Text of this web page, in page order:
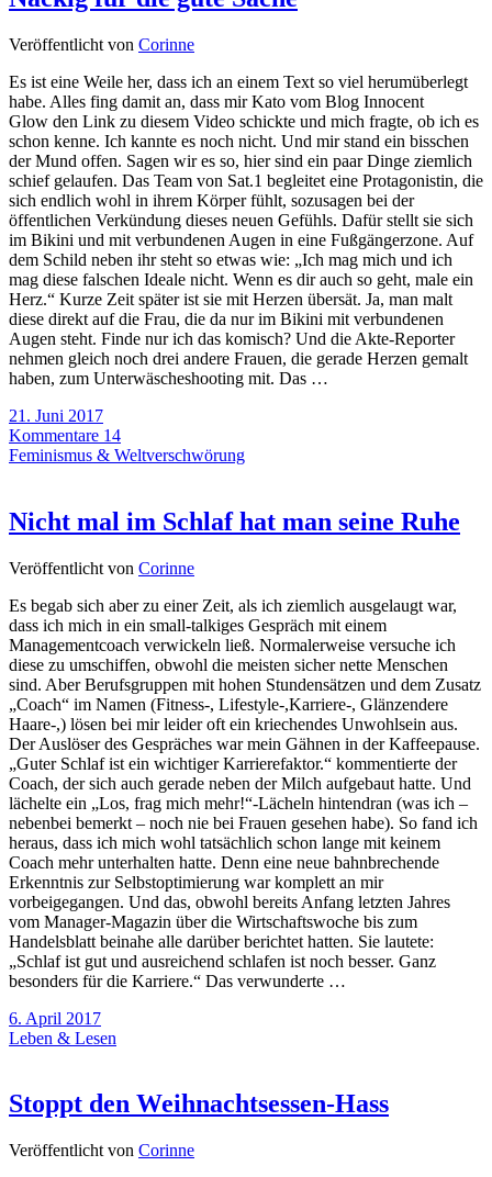
Veröffentlicht von Corinne
Es ist eine Weile her, dass ich an einem Text so viel herumüberlegt
habe. Alles fing damit an, dass mir Kato vom Blog Innocent
Glow den Link zu diesem Video schickte und mich fragte, ob ich es
schon kenne. Ich kannte es noch nicht. Und mir stand ein bisschen
der Mund offen. Sagen wir es so, hier sind ein paar Dinge ziemlich
schief gelaufen. Das Team von Sat.1 begleitet eine Protagonistin, die
sich endlich wohl in ihrem Körper fühlt, sozusagen bei der
öffentlichen Verkündung dieses neuen Gefühls. Dafür stellt sie sich
im Bikini und mit verbundenen Augen in eine Fußgängerzone. Auf
dem Schild neben ihr steht so etwas wie: „Ich mag mich und ich
mag diese falschen Ideale nicht. Wenn es dir auch so geht, male ein
Herz.“ Kurze Zeit später ist sie mit Herzen übersät. Ja, man malt
diese direkt auf die Frau, die da nur im Bikini mit verbundenen
Augen steht. Finde nur ich das komisch? Und die Akte-Reporter
nehmen gleich noch drei andere Frauen, die gerade Herzen gemalt
haben, zum Unterwäscheshooting mit. Das …
21. Juni 2017
Kommentare 14
Feminismus & Weltverschwörung
Nicht mal im Schlaf hat man seine Ruhe
Veröffentlicht von Corinne
Es begab sich aber zu einer Zeit, als ich ziemlich ausgelaugt war,
dass ich mich in ein small-talkiges Gespräch mit einem
Managementcoach verwickeln ließ. Normalerweise versuche ich
diese zu umschiffen, obwohl die meisten sicher nette Menschen
sind. Aber Berufsgruppen mit hohen Stundensätzen und dem Zusatz
„Coach“ im Namen (Fitness-, Lifestyle-,Karriere-, Glänzendere
Haare-,) lösen bei mir leider oft ein kriechendes Unwohlsein aus.
Der Auslöser des Gespräches war mein Gähnen in der Kaffeepause.
„Guter Schlaf ist ein wichtiger Karrierefaktor.“ kommentierte der
Coach, der sich auch gerade neben der Milch aufgebaut hatte. Und
lächelte ein „Los, frag mich mehr!“-Lächeln hintendran (was ich –
nebenbei bemerkt – noch nie bei Frauen gesehen habe). So fand ich
heraus, dass ich mich wohl tatsächlich schon lange mit keinem
Coach mehr unterhalten hatte. Denn eine neue bahnbrechende
Erkenntnis zur Selbstoptimierung war komplett an mir
vorbeigegangen. Und das, obwohl bereits Anfang letzten Jahres
vom Manager-Magazin über die Wirtschaftswoche bis zum
Handelsblatt beinahe alle darüber berichtet hatten. Sie lautete:
„Schlaf ist gut und ausreichend schlafen ist noch besser. Ganz
besonders für die Karriere.“ Das verwunderte …
6. April 2017
Leben & Lesen
Stoppt den Weihnachtsessen-Hass
Veröffentlicht von Corinne